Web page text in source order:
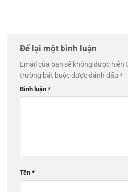
Để lại một bình luận
Email của bạn sẽ không được hiển
trường bắt buộc được đánh dấu *
Bình luận *
Tên *